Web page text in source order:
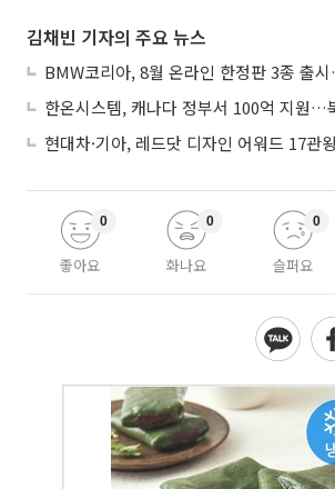
김채빈 기자의 주요 뉴스
좋아요
0
화나요
0
슬퍼요
0